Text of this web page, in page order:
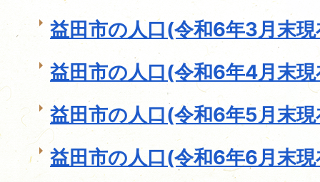
益田市の人口(令和6年3月末
益田市の人口(令和6年4月末
益田市の人口(令和6年5月末
益田市の人口(令和6年6月末